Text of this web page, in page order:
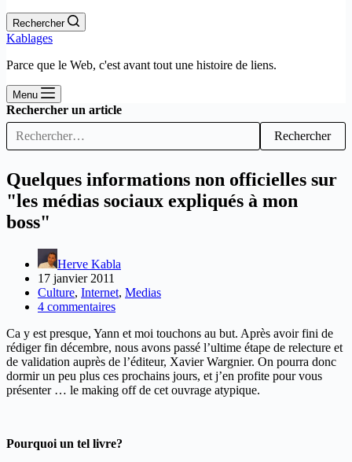
Rechercher
Kablages
Parce que le Web, c'est avant tout une histoire de liens.
Menu
Rechercher un article
Rechercher
Quelques informations non officielles sur
"les médias sociaux expliqués à mon
boss"
Herve Kabla
17 janvier 2011
Culture, Internet, Medias
4 commentaires
Ca y est presque, Yann et moi touchons au but. Après avoir fini de
rédiger fin décembre, nous avons passé l’ultime étape de relecture et
de validation auprès de l’éditeur, Xavier Wargnier. On pourra donc
dormir un peu plus ces prochains jours, et j’en profite pour vous
présenter … le making off de cet ouvrage atypique.
Pourquoi un tel livre?